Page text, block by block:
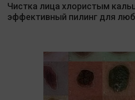
Чистка лица хлористым
эффективный пилинг для